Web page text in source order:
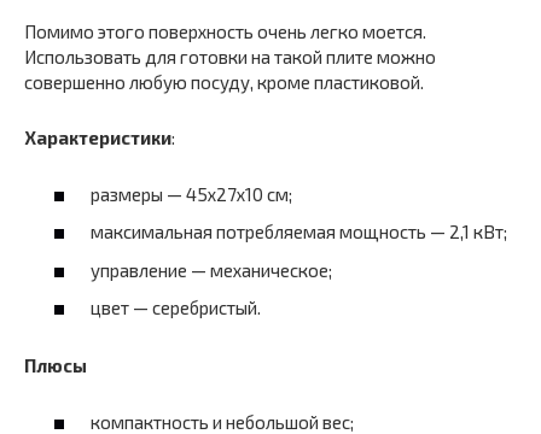
Помимо этого поверхность очень легко моется.
Использовать для готовки на такой плите можно
совершенно любую посуду, кроме пластиковой.
Характеристики:
размеры — 45x27x10 см;
максимальная потребляемая мощность — 2,1 кВт;
управление — механическое;
цвет — серебристый.
Плюсы
компактность и небольшой вес;